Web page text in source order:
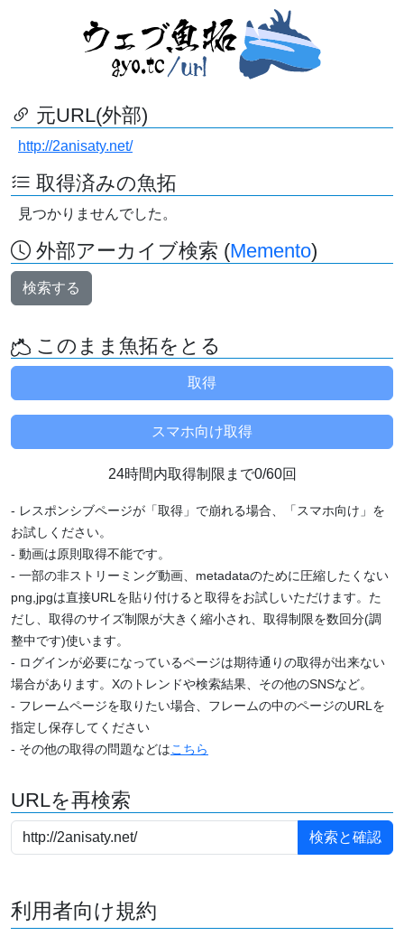
元URL(外部)
http://2anisaty.net/
取得済みの魚拓
見つかりませんでした。
外部アーカイブ検索 (Memento)
検索する
このまま魚拓をとる
24時間内取得制限まで0/60回
- レスポンシブページが「取得」で崩れる場合、「スマホ向け」を
お試しください。
- 動画は原則取得不能です。
- 一部の非ストリーミング動画、metadataのために圧縮したくない
png,jpgは直接URLを貼り付けると取得をお試しいただけます。た
だし、取得のサイズ制限が大きく縮小され、取得制限を数回分(調
整中です)使います。
- ログインが必要になっているページは期待通りの取得が出来ない
場合があります。Xのトレンドや検索結果、その他のSNSなど。
- フレームページを取りたい場合、フレームの中のページのURLを
指定し保存してください
- その他の取得の問題などはこちら
URLを再検索
利用者向け規約